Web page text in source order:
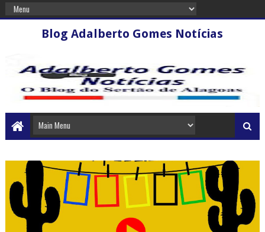
Blog Adalberto Gomes Notícias